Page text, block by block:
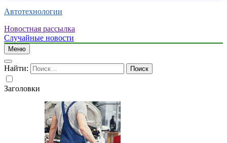
Автотехнологии
Новостная рассылка
Случайные новости
Меню
Найти:
Заголовки